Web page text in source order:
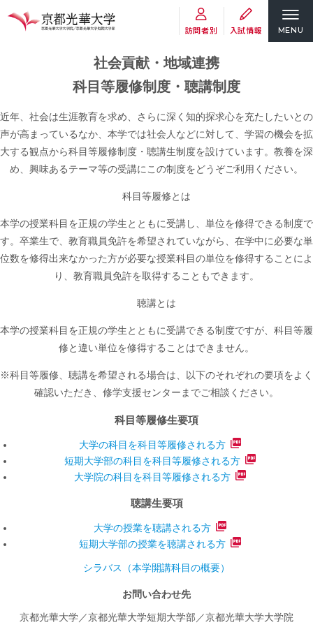
訪問者別 入試情報 MENU
社会貢献・地域連携
科目等履修制度・聴講制度
近年、社会は生涯教育を求め、さらに深く知的探求心を充たしたいとの
声が高まっているなか、本学では社会人などに対して、学習の機会を拡
大する観点から科目等履修制度・聴講生制度を設けています。教養を深
め、興味あるテーマ等の受講にこの制度をどうぞご利用ください。
科目等履修とは
本学の授業科目を正規の学生とともに受講し、単位を修得できる制度で
す。卒業生で、教育職員免許を希望されていながら、在学中に必要な単
位数を修得出来なかった方が必要な授業科目の単位を修得することによ
り、教育職員免許を取得することもできます。
聴講とは
本学の授業科目を正規の学生とともに受講できる制度ですが、科目等履
修と違い単位を修得することはできません。
※科目等履修、聴講を希望される場合は、以下のそれぞれの要項をよく
確認いただき、修学支援センターまでご相談ください。
科目等履修生要項
大学の科目を科目等履修される方
短期大学部の科目を科目等履修される方
大学院の科目を科目等履修される方
聴講生要項
大学の授業を聴講される方
短期大学部の授業を聴講される方
シラバス（本学開講科目の概要）
お問い合わせ先
京都光華大学／京都光華大学短期大学部／京都光華大学大学院